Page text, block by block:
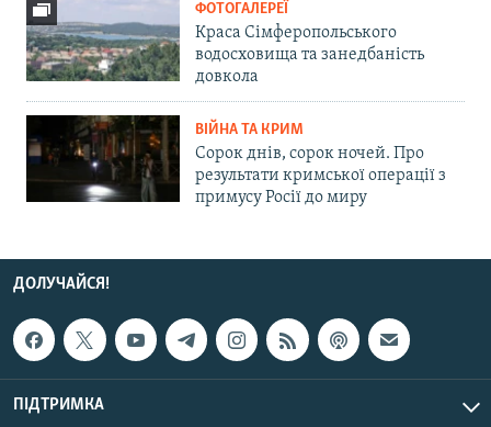
ФОТОГАЛЕРЕЇ
Краса Сімферопольського
водосховища та занедбаність
довкола
ВІЙНА ТА КРИМ
Сорок днів, сорок ночей. Про
результати кримської операції з
примусу Росії до миру
ДОЛУЧАЙСЯ!
ПІДТРИМКА